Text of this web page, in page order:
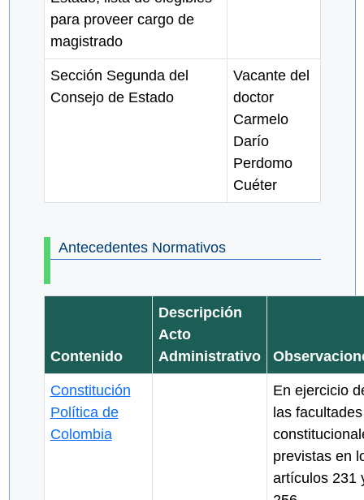
para proveer cargo de
magistrado
Sección Segunda del
Consejo de Estado
Vacante del
doctor
Carmelo
Darío
Perdomo
Cuéter
Antecedentes Normativos
Contenido
Descripción
Acto
Administrativo
Constitución
Política de
Colombia
En ejercicio
las facultades
previstas en
artículos 231